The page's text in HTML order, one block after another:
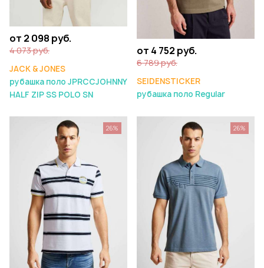
от 2 098 руб.
4 073 руб.
JACK & JONES
рубашка поло JPRCCJOHNNY
HALF ZIP SS POLO SN
от 4 752 руб.
6 789 руб.
SEIDENSTICKER
рубашка поло Regular
26% 26%